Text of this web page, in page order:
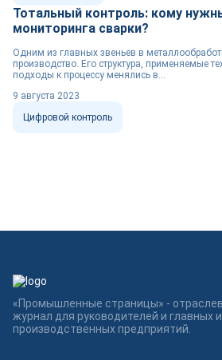
Тотальный контроль: кому
мониторинга сварки?
Одним из главных звеньев в
производство. Его структура, применяемые
подходы к процессу менялись в...
Цифровой контроль
9 августа 2023
«Промышленные страницы» -
журнал для руководителей и главных
производственных предприятий.